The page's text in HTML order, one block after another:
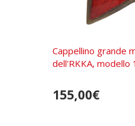
Cappellino grande
dell'RKKA, modello
155,00€